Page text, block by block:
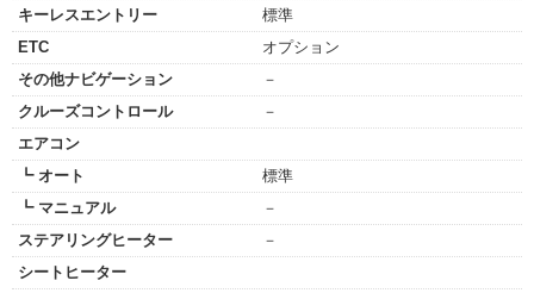
キーレスエントリー
標準
ETC
オプション
その他ナビゲーション
－
クルーズコントロール
－
エアコン
┗ オート
標準
┗ マニュアル
－
ステアリングヒーター
－
シートヒーター